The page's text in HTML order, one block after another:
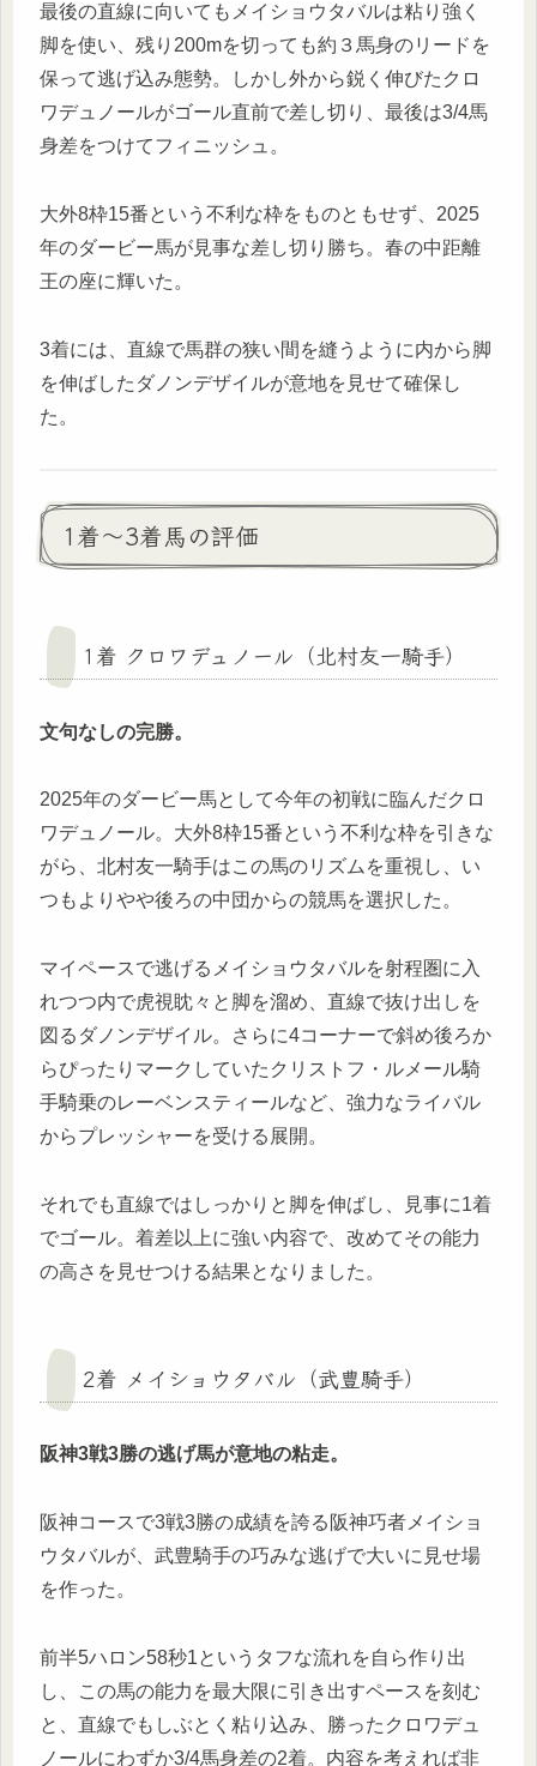
最後の直線に向いてもメイショウタバルは粘り強く
脚を使い、残り200mを切っても約３馬身のリードを
保って逃げ込み態勢。しかし外から鋭く伸びたクロ
ワデュノールがゴール直前で差し切り、最後は3/4馬
身差をつけてフィニッシュ。
大外8枠15番という不利な枠をものともせず、2025
年のダービー馬が見事な差し切り勝ち。春の中距離
王の座に輝いた。
3着には、直線で馬群の狭い間を縫うように内から脚
を伸ばしたダノンデザイルが意地を見せて確保し
た。
1着〜3着馬の評価
1着 クロワデュノール（北村友一騎手）
文句なしの完勝。
2025年のダービー馬として今年の初戦に臨んだクロ
ワデュノール。大外8枠15番という不利な枠を引きな
がら、北村友一騎手はこの馬のリズムを重視し、い
つもよりやや後ろの中団からの競馬を選択した。
マイペースで逃げるメイショウタバルを射程圏に入
れつつ内で虎視眈々と脚を溜め、直線で抜け出しを
図るダノンデザイル。さらに4コーナーで斜め後ろか
らぴったりマークしていたクリストフ・ルメール騎
手騎乗のレーベンスティールなど、強力なライバル
からプレッシャーを受ける展開。
それでも直線ではしっかりと脚を伸ばし、見事に1着
でゴール。着差以上に強い内容で、改めてその能力
の高さを見せつける結果となりました。
2着 メイショウタバル（武豊騎手）
阪神3戦3勝の逃げ馬が意地の粘走。
阪神コースで3戦3勝の成績を誇る阪神巧者メイショ
ウタバルが、武豊騎手の巧みな逃げで大いに見せ場
を作った。
前半5ハロン58秒1というタフな流れを自ら作り出
し、この馬の能力を最大限に引き出すペースを刻む
と、直線でもしぶとく粘り込み、勝ったクロワデュ
ノールにわずか3/4馬身差の2着。内容を考えれば非